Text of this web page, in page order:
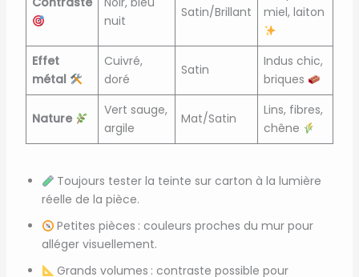
nuit
Satin/Brillant
miel, laiton
Effet
métal
Cuivré,
doré
Satin
Indus chic,
briques
Nature
Vert sauge,
argile
Mat/Satin
Lins, fibres,
chêne
Toujours tester la teinte sur carton à la lumière
réelle de la pièce.
Petites pièces : couleurs proches du mur pour
alléger visuellement.
Grands volumes : contraste possible pour